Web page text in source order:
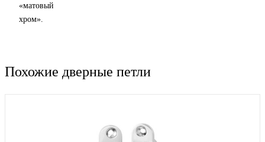
«матовый
хром».
Похожие дверные петли